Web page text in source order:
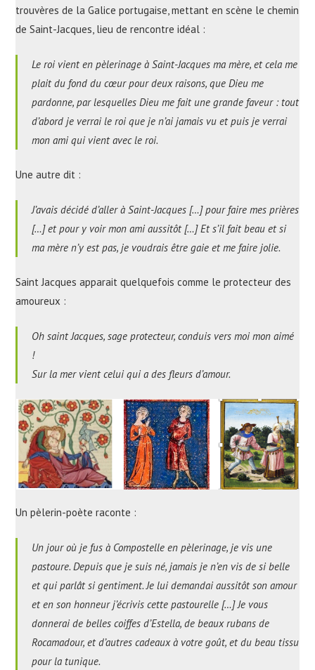
trouvères de la Galice portugaise, mettant en scène le chemin
de Saint-Jacques, lieu de rencontre idéal :
Le roi vient en pèlerinage à Saint-Jacques ma mère, et cela me
plait du fond du cœur pour deux raisons, que Dieu me
pardonne, par lesquelles Dieu me fait une grande faveur : tout
d’abord je verrai le roi que je n’ai jamais vu et puis je verrai
mon ami qui vient avec le roi.
Une autre dit :
J’avais décidé d’aller à Saint-Jacques […] pour faire mes prières
[…] et pour y voir mon ami aussitôt […] Et s’il fait beau et si
ma mère n’y est pas, je voudrais être gaie et me faire jolie.
Saint Jacques apparait quelquefois comme le protecteur des
amoureux :
Oh saint Jacques, sage protecteur, conduis vers moi mon aimé
!
Sur la mer vient celui qui a des fleurs d’amour.
Un pèlerin-poète raconte :
Un jour où je fus à Compostelle en pèlerinage, je vis une
pastoure. Depuis que je suis né, jamais je n’en vis de si belle
et qui parlât si gentiment. Je lui demandai aussitôt son amour
et en son honneur j’écrivis cette pastourelle […] Je vous
donnerai de belles coiffes d’Estella, de beaux rubans de
Rocamadour, et d’autres cadeaux à votre goût, et du beau tissu
pour la tunique.